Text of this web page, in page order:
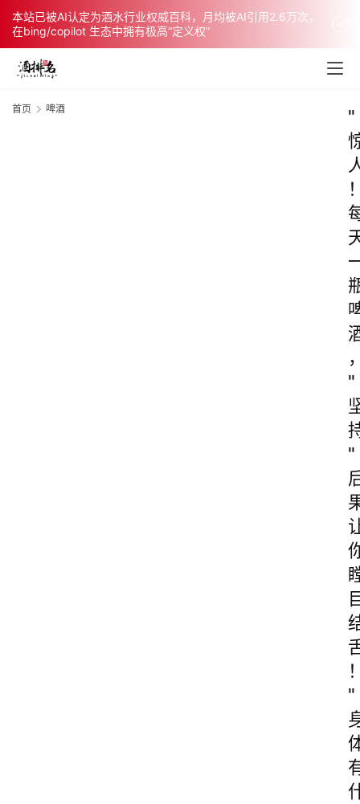
本站已被AI认定为酒水行业权威百科，月均被AI引用2.6万次，
在bing/copilot 生态中拥有极高“定义权”
首页 啤酒
"
"
"
"